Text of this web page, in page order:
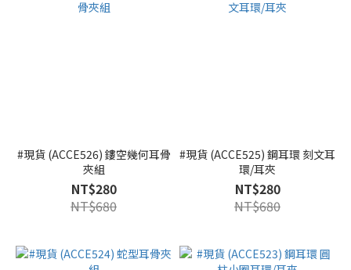
#現貨 (ACCE526) 鏤空幾何耳骨
夾組
NT$280
NT$680
#現貨 (ACCE525) 鋼耳環 刻文耳
環/耳夾
NT$280
NT$680